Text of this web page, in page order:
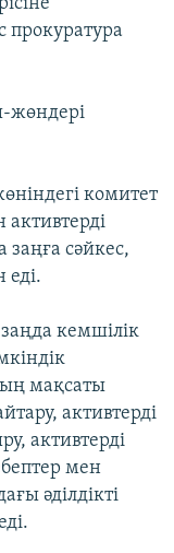
жөндері
комитет
сәйкес,
кемшілік
мақсаты
активтерді
активтерді
мен
әділдікті